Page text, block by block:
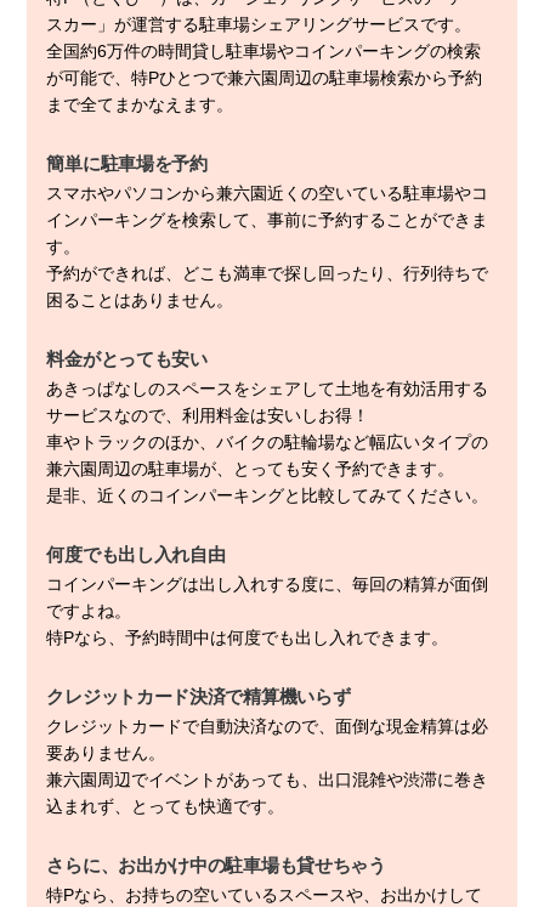
スカー」が運営する駐車場シェアリングサービスです。
全国約6万件の時間貸し駐車場やコインパーキングの検索
が可能で、特Pひとつで兼六園周辺の駐車場検索から予約
まで全てまかなえます。
簡単に駐車場を予約
スマホやパソコンから兼六園近くの空いている駐車場やコ
インパーキングを検索して、事前に予約することができま
す。
予約ができれば、どこも満車で探し回ったり、行列待ちで
困ることはありません。
料金がとっても安い
あきっぱなしのスペースをシェアして土地を有効活用する
サービスなので、利用料金は安いしお得！
車やトラックのほか、バイクの駐輪場など幅広いタイプの
兼六園周辺の駐車場が、とっても安く予約できます。
是非、近くのコインパーキングと比較してみてください。
何度でも出し入れ自由
コインパーキングは出し入れする度に、毎回の精算が面倒
ですよね。
特Pなら、予約時間中は何度でも出し入れできます。
クレジットカード決済で精算機いらず
クレジットカードで自動決済なので、面倒な現金精算は必
要ありません。
兼六園周辺でイベントがあっても、出口混雑や渋滞に巻き
込まれず、とっても快適です。
さらに、お出かけ中の駐車場も貸せちゃう
特Pなら、お持ちの空いているスペースや、お出かけして